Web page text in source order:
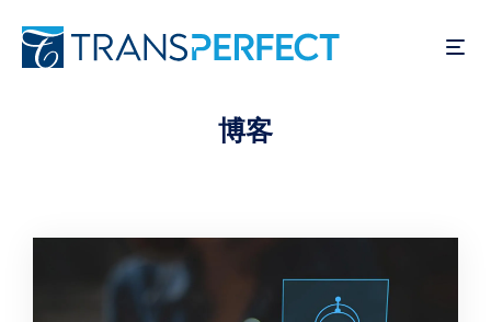
转
要
博客